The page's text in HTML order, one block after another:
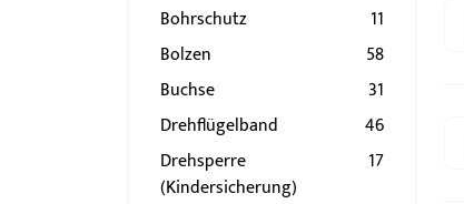
Bohrschutz
11
Bolzen
58
Buchse
31
Drehflügelband
46
Drehsperre
(Kindersicherung)
17